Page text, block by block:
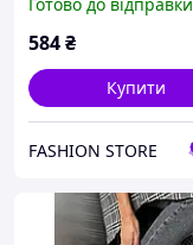
584₴
Купити
FASHION STORE